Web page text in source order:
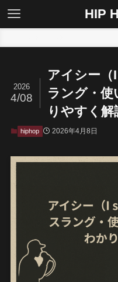
HIP
アイシー（
ラング・
りやすく解
2026
4/08
hiphop 2026年4月8日